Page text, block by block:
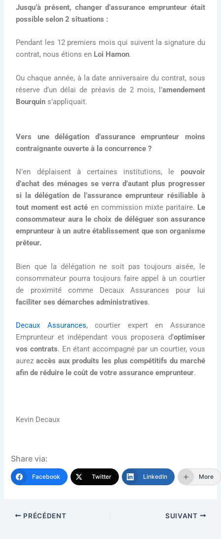
Jusqu’à présent, changer d’assurance emprunteur était
possible selon 2 situations :
Pendant les 12 premiers mois qui suivent la signature du
contrat, nous étions en Loi Hamon.
Ou chaque année, à la date anniversaire du contrat, sous
réserve d’un délai de préavis de 2 mois, l’amendement
Bourquin s’appliquait.
Vers une délégation d’assurance emprunteur moins
contraignante ouverte à la concurrence ?
N’en déplaisent à certaines institutions, le pouvoir
d’achat des ménages se verra d’autant plus progresser
si la délégation de l’assurance emprunteur résiliable à
tout moment est acté en commission mixte paritaire. Le
consommateur aura le choix de déléguer son assurance
emprunteur à un autre établissement que son organisme
prêteur.
Bien que la délégation ne soit pas toujours aisée, le
consommateur pourra toujours faire appel à un courtier
de proximité comme Decaux Assurances pour lui
faciliter ses démarches administratives.
Decaux Assurances, courtier expert en Assurance
Emprunteur et indépendant vous proposera d’optimiser
vos contrats. En étant accompagné par un courtier, vous
aurezaccès aux produits les plus compétitifs du marché
afin de réduire le coût de votre assurance emprunteur.
Kevin Decaux
Share via:
Facebook Twitter LinkedIn More
PRÉCÉDENT SUIVANT